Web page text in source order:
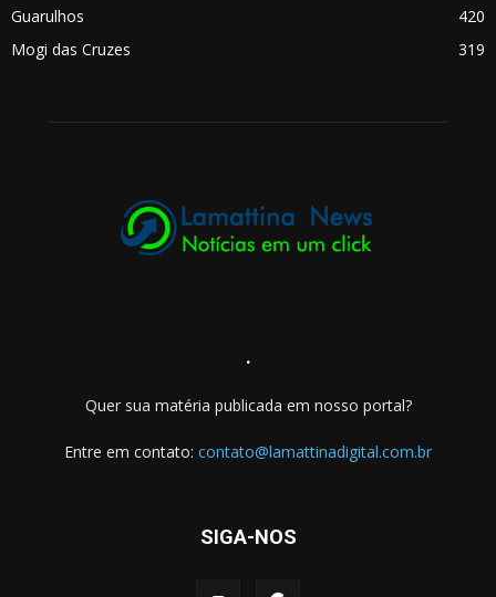
Guarulhos
420
Mogi das Cruzes
319
.
Quer sua matéria publicada em nosso portal?
Entre em contato: contato@lamattinadigital.com.br
SIGA-NOS